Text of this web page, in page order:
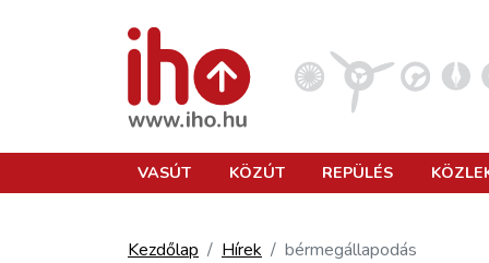
VASÚT KÖZÚT REPÜLÉS
Kezdőlap Hírek bérmegállapodás